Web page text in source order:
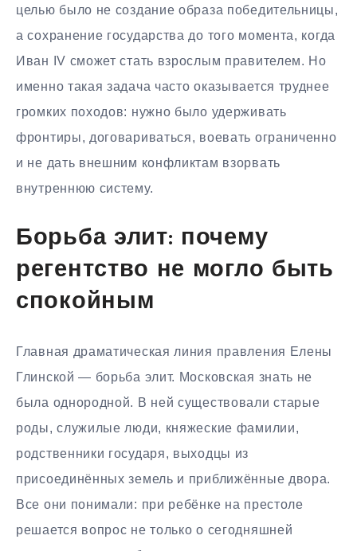
целью было не создание образа победительницы,
а сохранение государства до того момента, когда
Иван IV сможет стать взрослым правителем. Но
именно такая задача часто оказывается труднее
громких походов: нужно было удерживать
фронтиры, договариваться, воевать ограниченно
и не дать внешним конфликтам взорвать
внутреннюю систему.
Борьба элит: почему
регентство не могло быть
спокойным
Главная драматическая линия правления Елены
Глинской — борьба элит. Московская знать не
была однородной. В ней существовали старые
роды, служилые люди, княжеские фамилии,
родственники государя, выходцы из
присоединённых земель и приближённые двора.
Все они понимали: при ребёнке на престоле
решается вопрос не только о сегодняшней